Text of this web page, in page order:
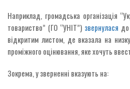
Наприклад, громадська організація
товариство” (ГО “УНІТ”) звернулася
відкритим листом, де вказала на
проміжного оцінювання, яке хочуть
Зокрема, у зверненні вказують на: